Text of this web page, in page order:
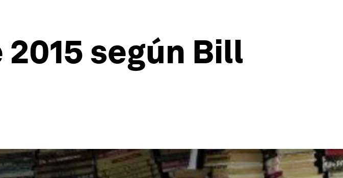
según Bill